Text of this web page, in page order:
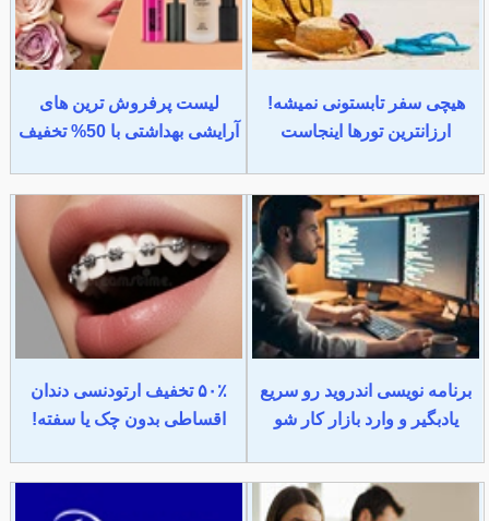
هیچی سفر تابستونی نمیشه!
ارزانترین تورها اینجاست
لیست پرفروش ترین های
آرایشی بهداشتی با 50% تخفیف
برنامه نویسی اندروید رو سریع
یادبگیر و وارد بازار کار شو
۵۰٪ تخفیف ارتودنسی دندان
اقساطی بدون چک یا سفته!